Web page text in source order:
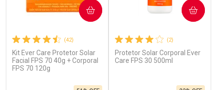
Ativar Desconto
Comprar sem Desconto
Ativar Desconto
(42)
Kit Ever Care Protetor Solar
Facial FPS 70 40g + Corporal
FPS 70 120g
COMPRAR
(2)
Protetor Solar Corporal Ever
Care FPS 30 500ml
COMPRAR